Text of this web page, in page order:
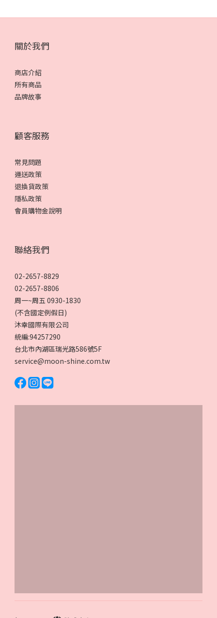
關於我們
商店介紹
所有商品
品牌故事
顧客服務
常見問題
運送政策
退換貨政策
隱私政策
會員購物金說明
聯絡我們
02-2657-8829
02-2657-8806
周一~周五 0930-1830
(不含國定例假日)
沐幸國際有限公司
統編:94257290
台北市內湖區瑞光路586號5F
service@moon-shine.com.tw